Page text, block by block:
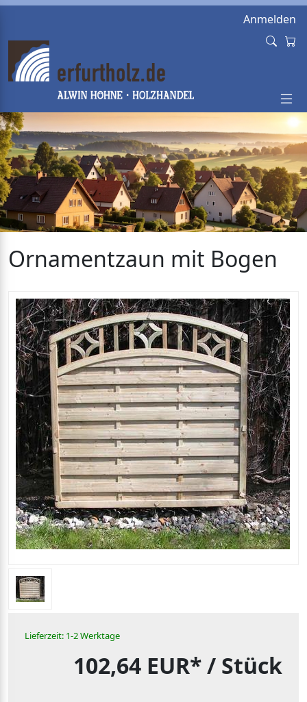
Anmelden
Ornamentzaun mit Bogen
Lieferzeit: 1-2 Werktage
102,64 EUR*/ Stück